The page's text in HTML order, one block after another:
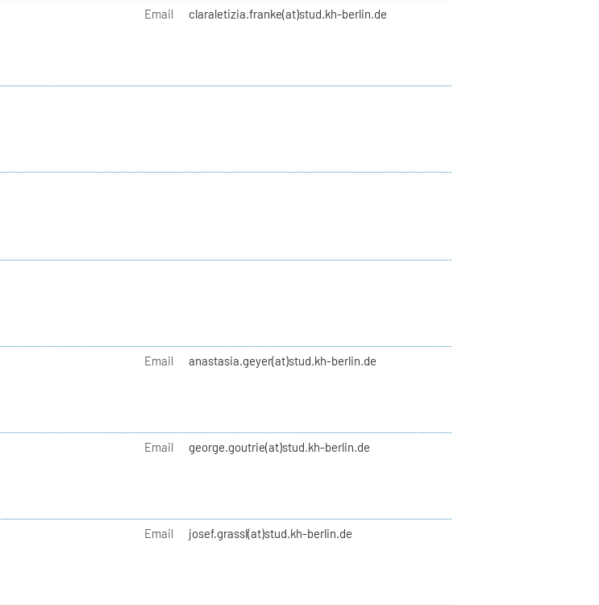
Email claraletizia.franke(at)stud.kh-berlin.de
Email anastasia.geyer(at)stud.kh-berlin.de
Email george.goutrie(at)stud.kh-berlin.de
Email josef.grassl(at)stud.kh-berlin.de